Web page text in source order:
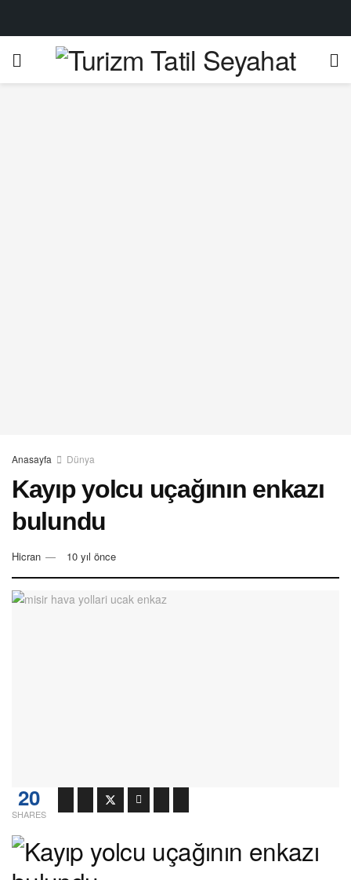
Anasayfa Dünya
Kayıp yolcu uçağının enkazı
bulundu
Hicran 10 yıl önce
20
SHARES